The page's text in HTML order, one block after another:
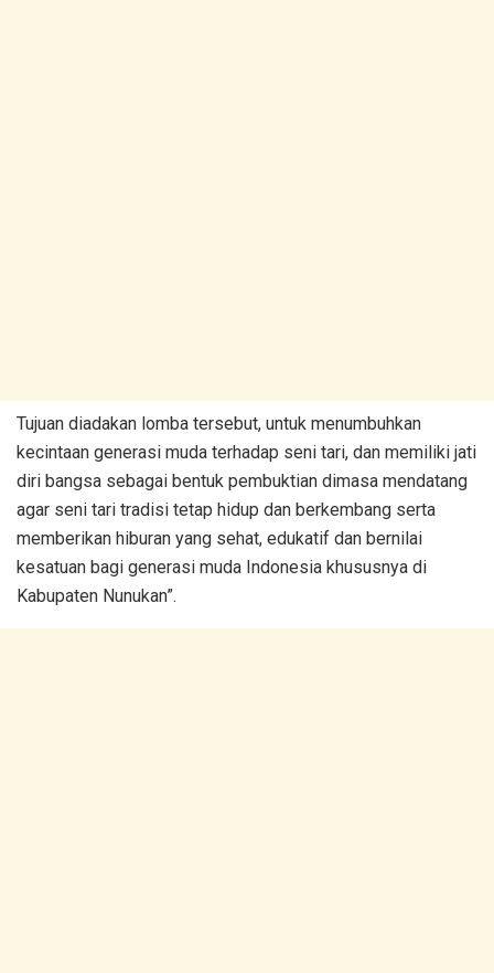
Tujuan diadakan lomba tersebut, untuk menumbuhkan
kecintaan generasi muda terhadap seni tari, dan memiliki jati
diri bangsa sebagai bentuk pembuktian dimasa mendatang
agar seni tari tradisi tetap hidup dan berkembang serta
memberikan hiburan yang sehat, edukatif dan bernilai
kesatuan bagi generasi muda Indonesia khususnya di
Kabupaten Nunukan”.